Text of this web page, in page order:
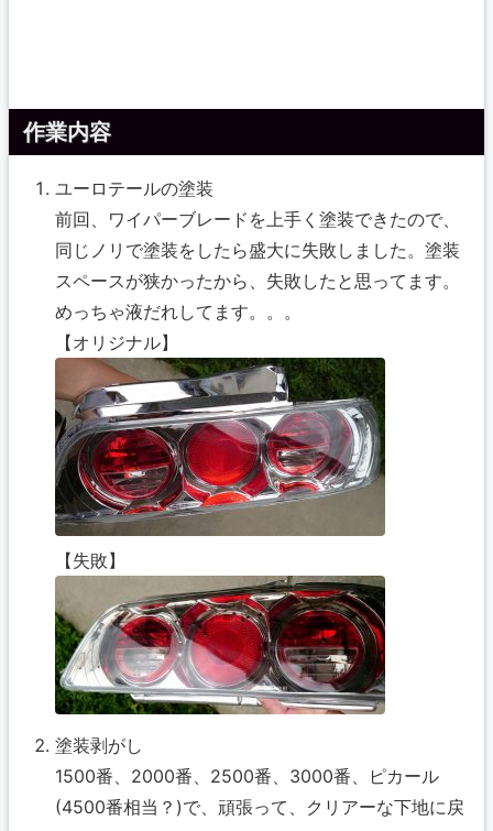
作業内容
ユーロテールの塗装
前回、ワイパーブレードを上手く塗装できたので、
同じノリで塗装をしたら盛大に失敗しました。塗装
スペースが狭かったから、失敗したと思ってます。
めっちゃ液だれしてます。。。
【オリジナル】
【失敗】
塗装剥がし
1500番、2000番、2500番、3000番、ピカール
(4500番相当？)で、頑張って、クリアーな下地に戻